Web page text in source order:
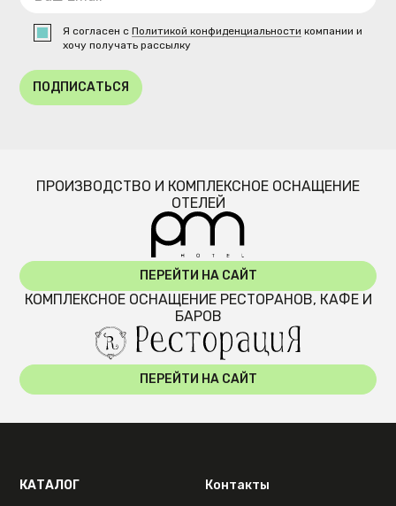
Я согласен сПолитикой конфиденциальности компании и
хочу получать рассылку
ПОДПИСАТЬСЯ
ПРОИЗВОДСТВО И КОМПЛЕКСНОЕ ОСНАЩЕНИЕ
ОТЕЛЕЙ
ПЕРЕЙТИ НА САЙТ
КОМПЛЕКСНОЕ ОСНАЩЕНИЕ РЕСТОРАНОВ, КАФЕ И
БАРОВ
ПЕРЕЙТИ НА САЙТ
КАТАЛОГ
Контакты